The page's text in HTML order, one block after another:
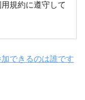
規約に遵守して
できるのは誰です